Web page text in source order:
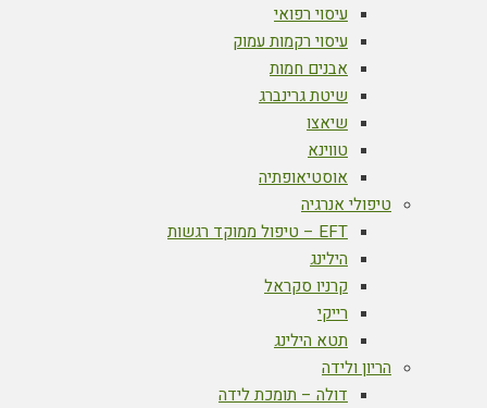
עיסוי רפואי
עיסוי רקמות עמוק
אבנים חמות
שיטת גרינברג
שיאצו
טווינא
אוסטיאופתיה
טיפולי אנרגיה
EFT – טיפול ממוקד רגשות
הילינג
קרניו סקראל
רייקי
תטא הילינג
הריון ולידה
דולה – תומכת לידה